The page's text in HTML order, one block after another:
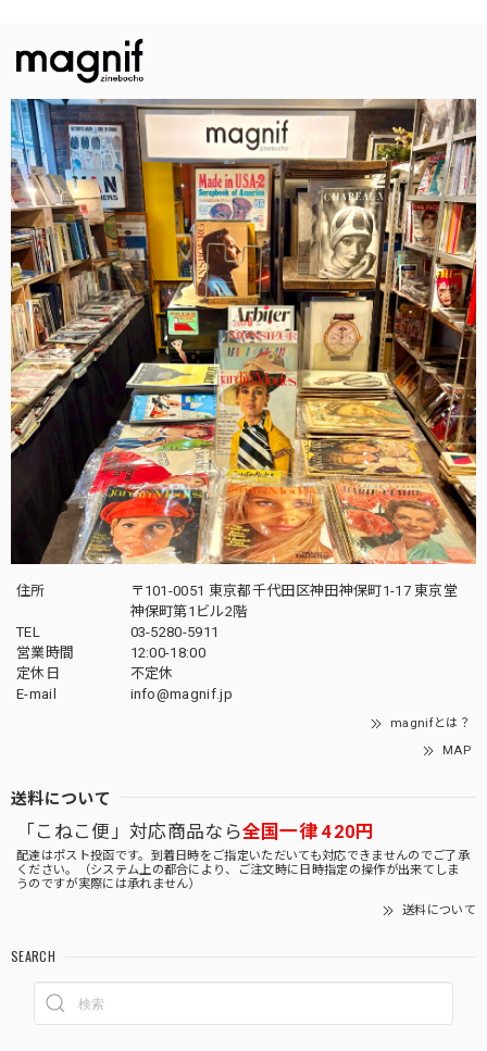
住所
〒101-0051 東京都千代田区神田神保町1-17 東京堂
神保町第1ビル2階
TEL
03-5280-5911
営業時間
12:00-18:00
定休日
不定休
E-mail
info@magnif.jp
magnifとは？
MAP
送料について
「こねこ便」対応商品なら全国一律 420円
配達はポスト投函です。到着日時をご指定いただいても対応できませんのでご了承
ください。（システム上の都合により、ご注文時に日時指定の操作が出来てしま
うのですが実際には承れません）
送料について
SEARCH